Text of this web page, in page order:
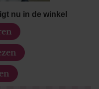
nu in de winkel